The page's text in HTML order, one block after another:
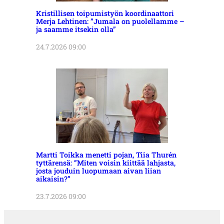
Kristillisen toipumistyön koordinaattori
Merja Lehtinen: ”Jumala on puolellamme –
ja saamme itsekin olla”
24.7.2026 09:00
Martti Toikka menetti pojan, Tiia Thurén
tyttärensä: ”Miten voisin kiittää lahjasta,
josta jouduin luopumaan aivan liian
aikaisin?”
23.7.2026 09:00